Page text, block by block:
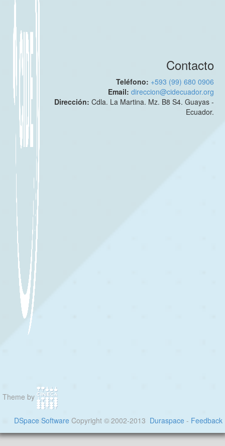
Contacto
Teléfono: +593 (99) 680 0906
Email:direccion@cidecuador.org
Dirección:Cdla. La Martina. Mz. B8 S4. Guayas -
Ecuador.
Theme by
DSpace Software Copyright © 2002-2013 Duraspace - Feedback